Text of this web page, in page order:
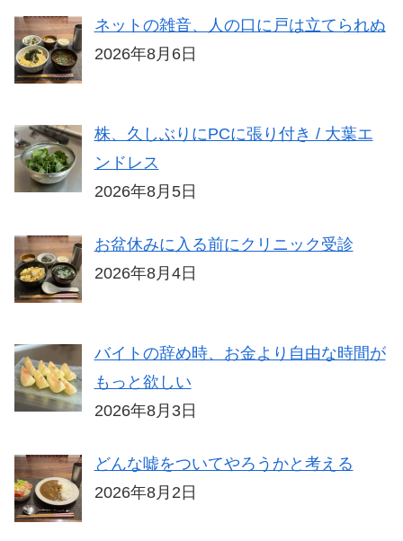
ネットの雑音、人の口に戸は立てられぬ
2026年8月6日
株、久しぶりにPCに張り付き / 大葉エ
ンドレス
2026年8月5日
お盆休みに入る前にクリニック受診
2026年8月4日
バイトの辞め時、お金より自由な時間が
もっと欲しい
2026年8月3日
どんな嘘をついてやろうかと考える
2026年8月2日